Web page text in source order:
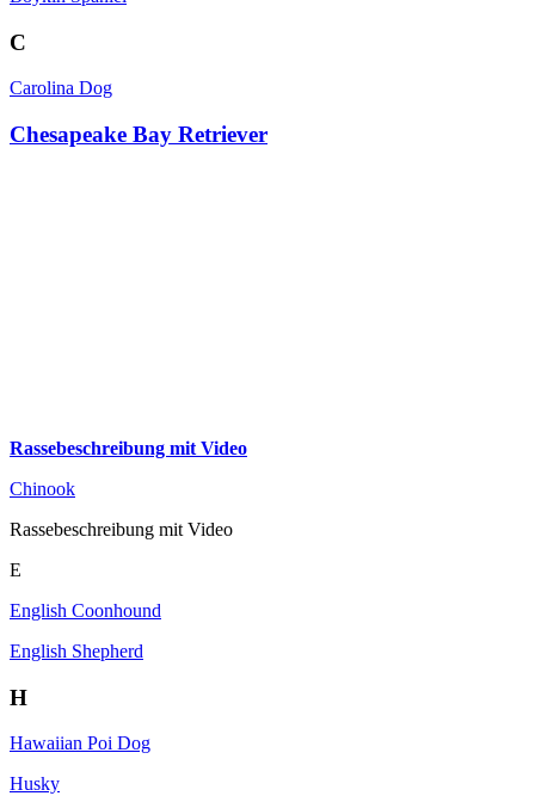
C
Carolina Dog
Chesapeake Bay Retriever
Rassebeschreibung mit Video
Chinook
Rassebeschreibung mit Video
E
English Coonhound
English Shepherd
H
Hawaiian Poi Dog
Husky